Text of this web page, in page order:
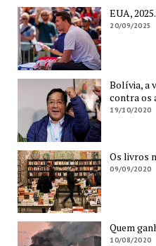
EUA,
20/09/2025
Bolívia, a
contra os
19/10/2020
Os livros
09/09/2020
Quem
10/08/2020